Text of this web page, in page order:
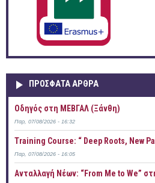
ΠΡOΣΦΑΤΑ AΡΘΡΑ
Οδηγός στη ΜΕΒΓΑΛ (Ξάνθη)
Παρ, 07/08/2026 - 16:32
Training Course: “ Deep Roots, New
Παρ, 07/08/2026 - 16:05
Ανταλλαγή Νέων: “From Me to We”